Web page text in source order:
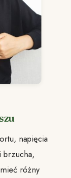
napięcia
brzucha,
różny